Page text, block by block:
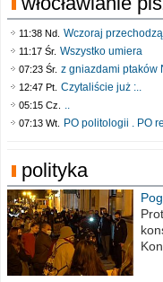
11:38 Nd. Wczoraj
11:17 Śr. Wszystko umiera
07:23 Śr. z gniazdami ptaków
12:47 Pt. Czytaliście już :..
05:15 Cz. ..
07:13 Wt. PO politologii . PO
polityka